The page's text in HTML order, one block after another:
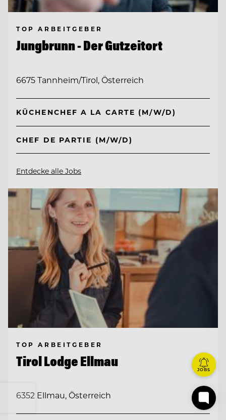
TOP ARBEITGEBER
Jungbrunn - Der Gutzeitort
6675 Tannheim/Tirol, Österreich
KÜCHENCHEF A LA CARTE (M/W/D)
CHEF DE PARTIE (M/W/D)
Entdecke alle Jobs
TOP ARBEITGEBER
Tirol Lodge Ellmau
6352 Ellmau, Österreich
JOBS